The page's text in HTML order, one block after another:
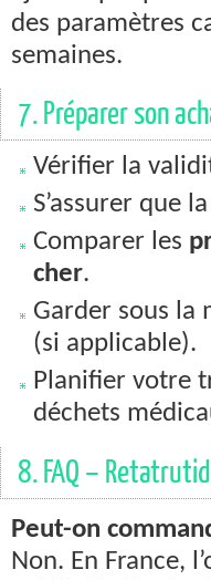
des paramètres
semaines.
7. Préparer son
Vérifier la
S’assurer que
Comparer les
cher.
Garder sous la
(si applicable).
Planifier votre
déchets
8. FAQ –
Peut-on
Non. En France,